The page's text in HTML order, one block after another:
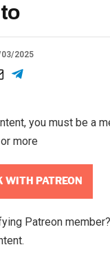
2025
you must be a
or more
WITH PATREON
Patreon member?